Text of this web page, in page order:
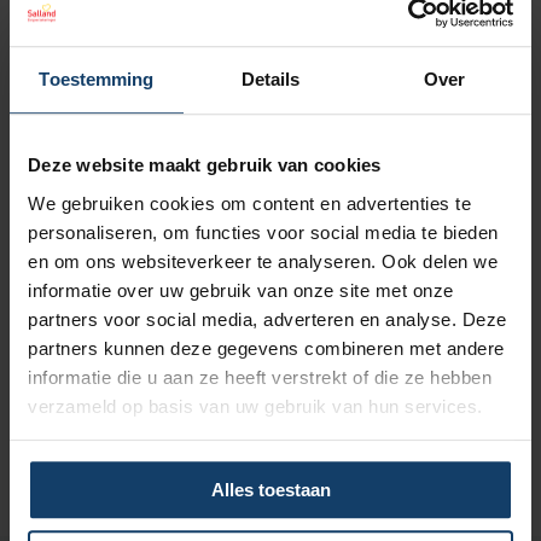
Toestemming Details Over
Deze website maakt gebruik van cookies
We gebruiken cookies om content en advertenties te
personaliseren, om functies voor social media te bieden
en om ons websiteverkeer te analyseren. Ook delen we
informatie over uw gebruik van onze site met onze
partners voor social media, adverteren en analyse. Deze
partners kunnen deze gegevens combineren met andere
informatie die u aan ze heeft verstrekt of die ze hebben
verzameld op basis van uw gebruik van hun services.
Alles toestaan
Naar declaratie app
Vakkennis
Onze deskundige medewerkers helpen je graag verder.
Naar Service en contact